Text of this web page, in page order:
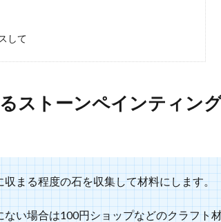
ベッドのことをベットという人もいますが、英
東京で行きたいところ。女子旅に外
アナベルの挿し木を地植えする方法。
して
ストーンペインティン
まる程度の石を収集して材料にします。
い場合は100円ショップなどのクラフト